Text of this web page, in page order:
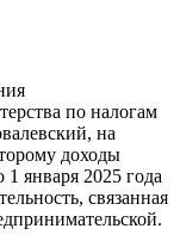
по налогам
на
доходы
января 2025 года
связанная